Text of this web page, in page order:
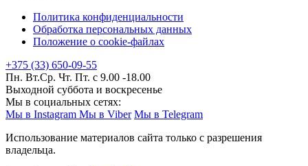
Политика конфиденциальности
Обработка персональных данных
Положение о cookie-файлах
+375 (33) 650-09-55
Пн. Вт.Ср. Чт. Пт. с 9.00 -18.00
Выходной суббота и воскресенье
Мы в социальных сетях:
Мы в Instagram Мы в Viber Мы в Telegram
Использование материалов сайта только с разрешения
владельца.